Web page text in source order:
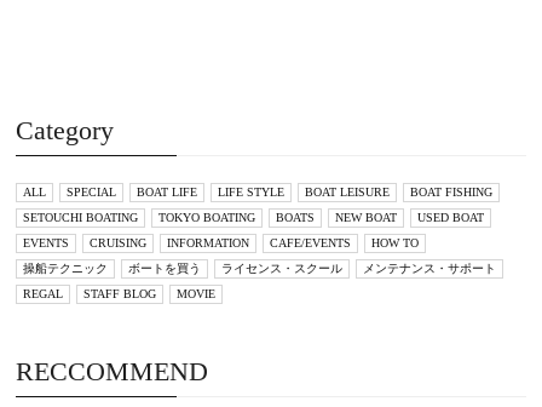
Category
ALL SPECIAL BOAT LIFE LIFE STYLE BOAT LEISURE
BOAT FISHING
SETOUCHI BOATING
TOKYO BOATING BOATS NEW BOAT
USED BOAT
EVENTS
CRUISING INFORMATION CAFE/EVENTS
HOW TO
操船テクニック
ボートを買う ライセンス・スクール
メンテナンス・サポート
REGAL
STAFF BLOG MOVIE
RECCOMMEND